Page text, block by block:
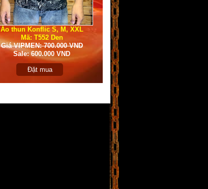
Áo thun Konflic S, M, XXL
Mã: T552 Den
Giá VIPMEN: 700.000 VND
Sale: 600.000 VND
Đặt mua